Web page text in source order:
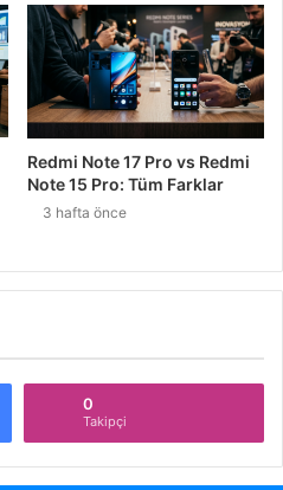
Redmi Note 17 Pro vs Redmi
Note 15 Pro: Tüm Farklar
3 hafta önce
0
Takipçi